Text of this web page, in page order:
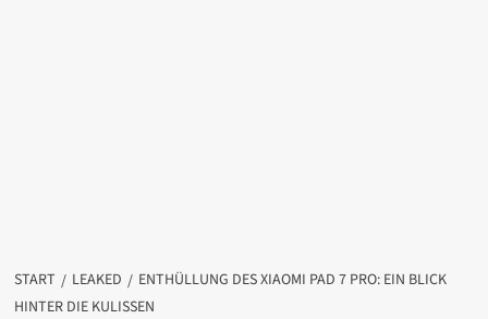
START LEAKED
ENTHÜLLUNG DES XIAOMI PAD 7 PRO: EIN BLICK
HINTER DIE KULISSEN